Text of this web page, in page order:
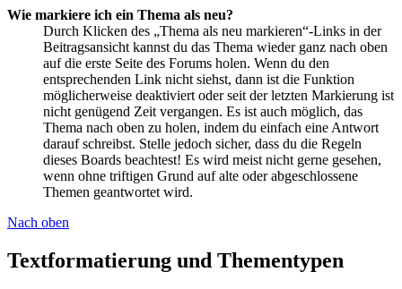
Wie markiere ich ein Thema als neu?
Durch Klicken des „Thema als neu markieren“-Links in der
Beitragsansicht kannst du das Thema wieder ganz nach oben
auf die erste Seite des Forums holen. Wenn du den
entsprechenden Link nicht siehst, dann ist die Funktion
möglicherweise deaktiviert oder seit der letzten Markierung ist
nicht genügend Zeit vergangen. Es ist auch möglich, das
Thema nach oben zu holen, indem du einfach eine Antwort
darauf schreibst. Stelle jedoch sicher, dass du die Regeln
dieses Boards beachtest! Es wird meist nicht gerne gesehen,
wenn ohne triftigen Grund auf alte oder abgeschlossene
Themen geantwortet wird.
Nach oben
Textformatierung und Thementypen